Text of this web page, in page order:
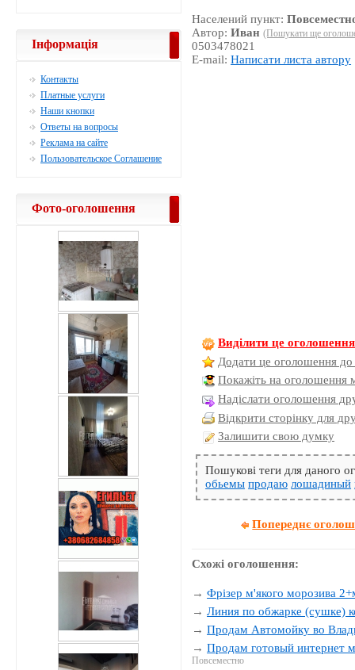
Населений пункт:
Автор:Иван (Пошукати ще
0503478021
E-mail:Написати листа автору
Виділити це оголошення
Додати це оголошення до
Покажіть на оголошення
Надіслати оголошення
Відкрити сторінку для
Залишити свою думку
Пошукові теги для даного
обьемы продаю лошадиный
Попереднє
Схожі оголошення:
→Фрізер м'якого морозива
→Линия по обжарке (сушке)
→Продам Автомойку во
→Продам готовый интернет
Повсеместно
Інформація
Контакты
Платные услуги
Наши кнопки
Ответы на вопросы
Реклама на сайте
Пользовательское Соглашение
Фото-оголошення